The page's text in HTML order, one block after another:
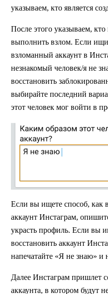
указываем, кто является
После этого указываем,
выполнить взлом. Если
взломанный аккаунт в
незнакомый человек/я не
восстановить
выбирайте последний
этот человек мог войти в
Если вы ищете способ, как
аккаунт Инстаграм,
украсть профиль. Если вы
восстановить аккаунт
напечатайте «Я не знаю» и
Далее Инстаграм пришлет
аккаунта, в котором будут